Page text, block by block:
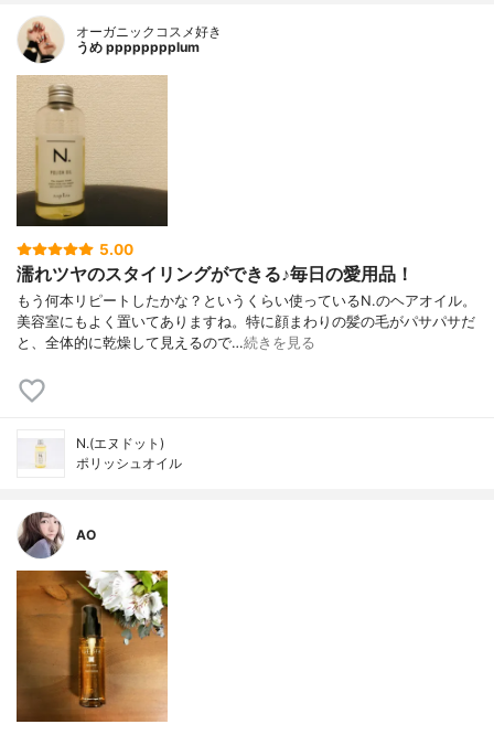
オーガニックコスメ好き
うめ pppppppplum
5.00
濡れツヤのスタイリングができる♪毎日の愛用品！
もう何本リピートしたかな？というくらい使っているN.のヘアオイル。
美容室にもよく置いてありますね。特に顔まわりの髪の毛がパサパサだ
と、全体的に乾燥して見えるので…続きを見る
N.(エヌドット)
ポリッシュオイル
AO